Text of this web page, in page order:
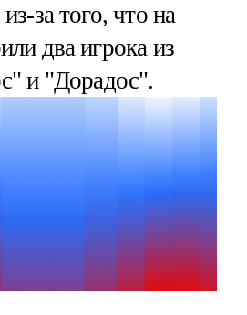
за того, что на
два игрока из
и "Дорадос".